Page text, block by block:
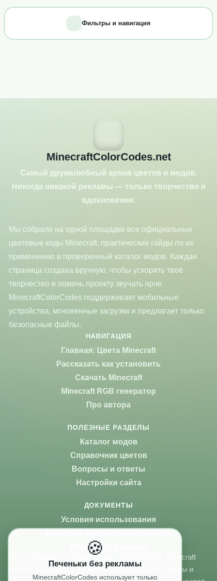
Фильтры и навигация
MinecraftColorCodes.net
Самый дружелюбный архив цветов и модов.
Никогда никакой рекламы — только творчество и
вдохновение.
Мы собрали на одной площадке все официальные
цветовые коды Minecraft, практические гайды по их
применению и проверенный каталог модов. Каждая
страница создана вручную, чтобы ускорить твоё
творчество и помочь проекту звучать ярче.
MinecraftColorCodes поддерживает мобильные
устройства, мгновенные загрузки и предлагает только
безопасные файлы.
НАВИГАЦИЯ
Главная: Цвета Minecraft
Рассказать как установить
Скачать Minecraft
Minecraft RGB генератор
Про автора
ПОЛЕЗНЫЕ РАЗДЕЛЫ
Каталог модов
Справочник цветов
Вопросы и ответы
Настройки сайта
ДОКУМЕНТЫ
Условия использования
Вернуться в начало
Мы не связаны с Mojang Studios или Microsoft. Minecraft
является товарным знаком Mojang Studios. Все моды и
🍪
Печеньки без рекламы
MinecraftColorCodes использует только